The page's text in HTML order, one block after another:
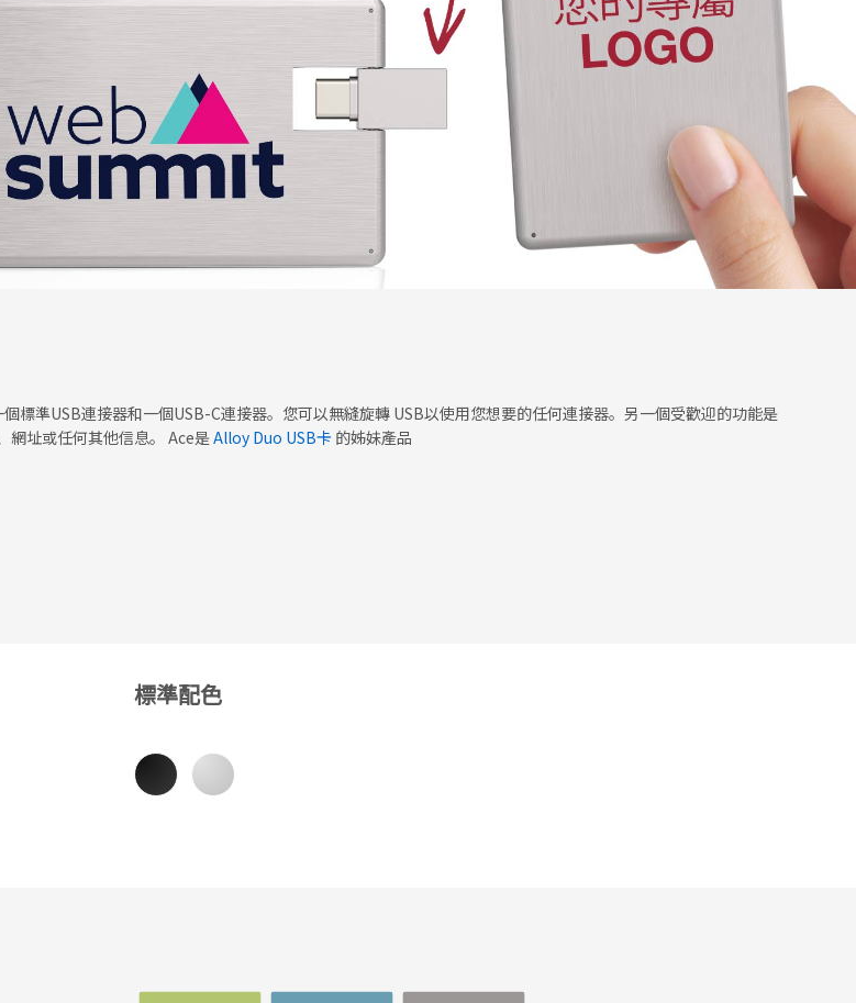
標準USB連接器和一個USB-C連接器。您可以無縫旋轉 USB以使用您想要的任何連接器。另一個受歡迎的功能是
網址或任何其他信息。 Ace是Alloy Duo USB卡 的姊妹產品
標準配色